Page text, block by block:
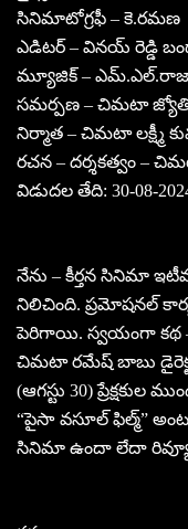
సినిమాటోగ్రఫీ – కె.రమణ
ఎడిటర్ – వినయ్ రెడ్డి
మ్యూజిక్ –
సమర్పణ – చిమటా
నిర్మాత – చిమటా లక్ష్మీ
రచన – దర్శకత్వం –
విడుదల తేది: 30-08-
నేను – కీర్తన సినిమా
నిలిచింది. ప్రమోషనల్
పెరిగాయి. స్వయంగా కథ –
చిమటా రమేష్ బాబు
(ఆగస్టు 30) ప్రేక్షకుల
“పైసా వసూల్ ఫిల్మ్”
సినిమా ఉందా లేదా